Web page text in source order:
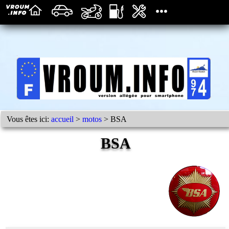
Vous êtes ici:accueil >motos > BSA
BSA